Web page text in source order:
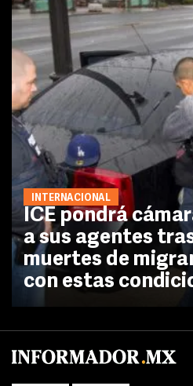
INTERNACIONAL
ICE pondrá
a sus agentes
muertes de
con estas